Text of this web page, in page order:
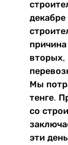
вторых,
Мы
тенге.
со
эти